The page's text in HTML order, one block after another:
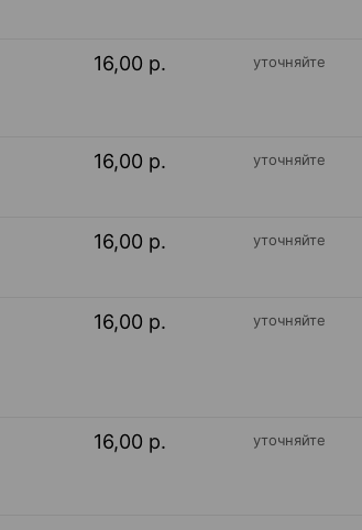
16,00 р. уточняйте
16,00 р. уточняйте
16,00 р. уточняйте
16,00 р. уточняйте
16,00 р. уточняйте